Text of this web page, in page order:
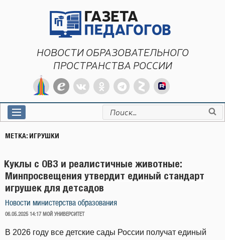
НОВОСТИ ОБРАЗОВАТЕЛЬНОГО
ПРОСТРАНСТВА РОССИИ
Искать:
МЕТКА: ИГРУШКИ
Куклы с ОВЗ и реалистичные животные:
Минпросвещения утвердит единый стандарт
игрушек для детсадов
Новости министерства образования
ОПУБЛИКОВАНО
06.05.2025 14:17 МОЙ УНИВЕРСИТЕТ
В 2026 году все детские сады России получат единый